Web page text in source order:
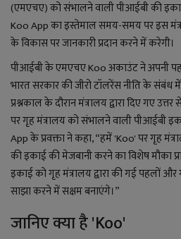
Language
English Hiindi
(एमएचए) को संभालने वाली पीआईबी की
Koo App का इस्तेमाल समय-समय पर इस
के विकास पर जानकारी प्रदान करने में करेगी।
पीआईबी के एमएचए Koo अकाउंट ने अपनी
भारत सरकार की जीरो टॉलरेंस नीति के संबंध
प्रश्नकाल के दौरान मंत्रालय द्वारा दिए गए
पर गृह मंत्रालय को संभालने वाली पीआईबी
App के प्रवक्ता ने कहा, “हमें 'Koo' पर गृह
की इकाई की मेजबानी करने का विशेष मौका
इकाई को गृह मंत्रालय द्वारा की गई पहलों और
साझा करने में सक्षम बनाएंगे।”
जानिए क्या है 'Koo'